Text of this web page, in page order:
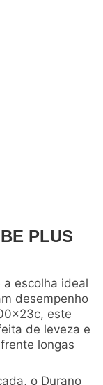
PLUS
a escolha ideal
desempenho
este
de leveza e
longas
o Durano